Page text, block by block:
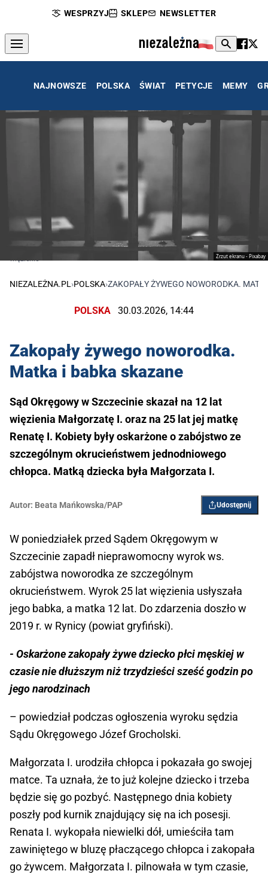
WESPRZYJ SKLEP NEWSLETTER
NAJNOWSZE POLSKA ŚWIAT PETYCJE MEMY
Zrzut ekranu - Pixabay
więzienie
NIEZALEŻNA.PL ›POLSKA›ZAKOPAŁY ŻYWEGO NOWORODKA.
POLSKA 30.03.2026, 14:44
Zakopały żywego noworodka.
Matka i babka skazane
Sąd Okręgowy w Szczecinie skazał na 12 lat
więzienia Małgorzatę I. oraz na 25 lat jej matkę
Renatę I. Kobiety były oskarżone o zabójstwo ze
szczególnym okrucieństwem jednodniowego
chłopca. Matką dziecka była Małgorzata I.
Autor: Beata Mańkowska/PAP Udostępnij
W poniedziałek przed Sądem Okręgowym w
Szczecinie zapadł nieprawomocny wyrok ws.
zabójstwa noworodka ze szczególnym
okrucieństwem. Wyrok 25 lat więzienia usłyszała
jego babka, a matka 12 lat. Do zdarzenia doszło w
2019 r. w Rynicy (powiat gryfiński).
- Oskarżone zakopały żywe dziecko płci męskiej w
czasie nie dłuższym niż trzydzieści sześć godzin po
jego narodzinach
– powiedział podczas ogłoszenia wyroku sędzia
Sądu Okręgowego Józef Grocholski.
Małgorzata I. urodziła chłopca i pokazała go swojej
matce. Ta uznała, że to już kolejne dziecko i trzeba
będzie się go pozbyć. Następnego dnia kobiety
poszły pod kurnik znajdujący się na ich posesji.
Renata I. wykopała niewielki dół, umieściła tam
zawiniętego w bluzę płaczącego chłopca i zakopała
go żywcem. Małgorzata I. pilnowała w tym czasie,